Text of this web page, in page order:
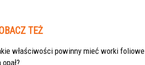
TEŻ
właściwości powinny mieć worki foliowe
opał?